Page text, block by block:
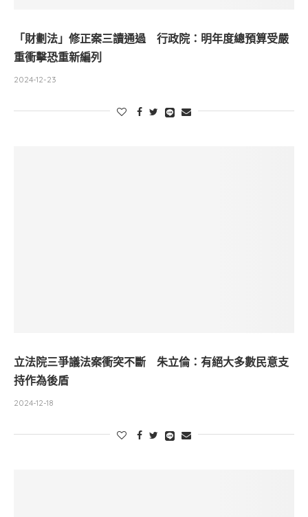
「財劃法」修正案三讀通過 行政院：明年度總預算受嚴
重衝擊恐重新編列
2024-12-23
立法院三爭議法案衝突不斷 朱立倫：有絕大多數民意支
持作為後盾
2024-12-18